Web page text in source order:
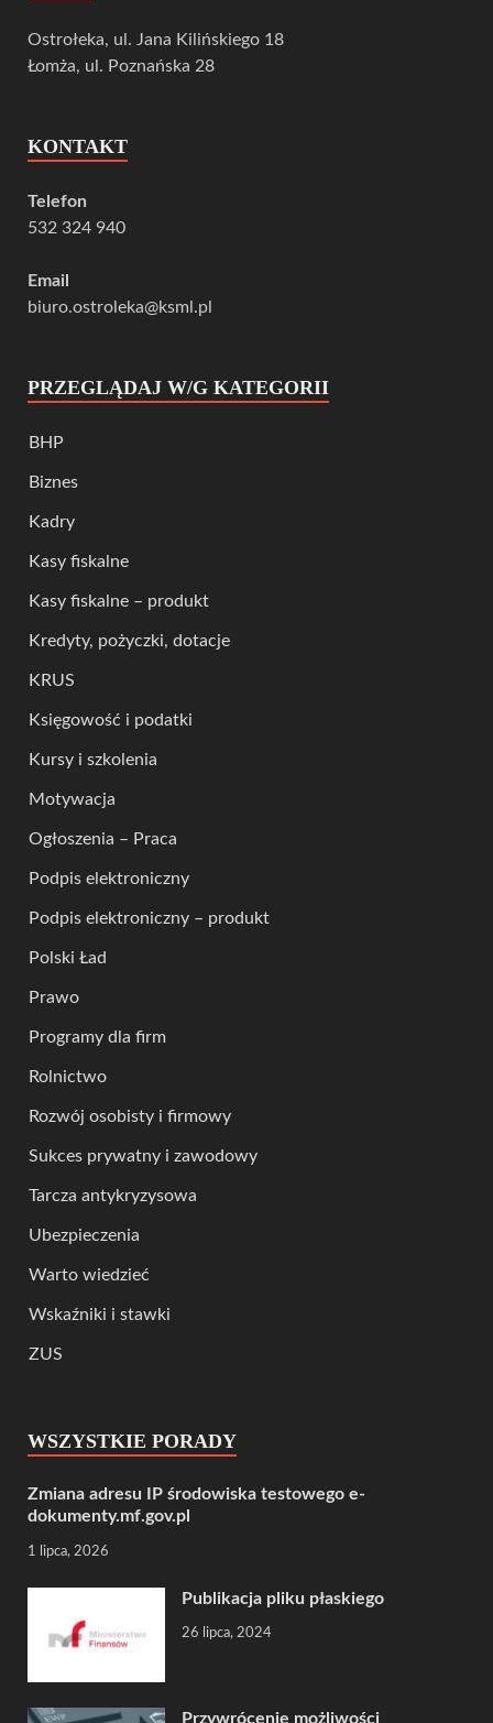
Ostrołeka, ul. Jana Kilińskiego 18
Łomża, ul. Poznańska 28
KONTAKT
Telefon
532 324 940
Email
biuro.ostroleka@ksml.pl
PRZEGLĄDAJ W/G KATEGORII
BHP
Biznes
Kadry
Kasy fiskalne
Kasy fiskalne – produkt
Kredyty, pożyczki, dotacje
KRUS
Księgowość i podatki
Kursy i szkolenia
Motywacja
Ogłoszenia – Praca
Podpis elektroniczny
Podpis elektroniczny – produkt
Polski Ład
Prawo
Programy dla firm
Rolnictwo
Rozwój osobisty i firmowy
Sukces prywatny i zawodowy
Tarcza antykryzysowa
Ubezpieczenia
Warto wiedzieć
Wskaźniki i stawki
ZUS
WSZYSTKIE PORADY
Zmiana adresu IP środowiska testowego e-
dokumenty.mf.gov.pl
1 lipca, 2026
Publikacja pliku płaskiego
26 lipca, 2024
Przywrócenie możliwości